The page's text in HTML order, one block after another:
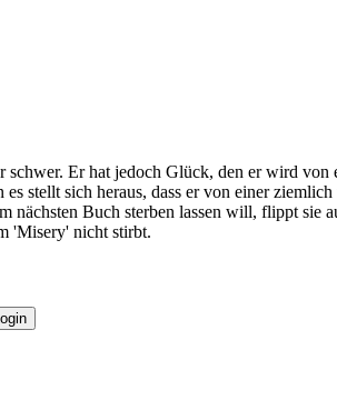
Er hat jedoch Glück, den er wird
stellt sich heraus, dass er von einer
Buch sterben lassen will, flippt
'Misery' nicht stirbt.